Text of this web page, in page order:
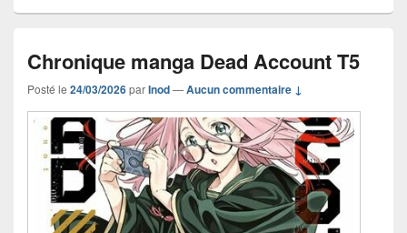
Chronique manga Dead Account T5
Posté le 24/03/2026parInod—Aucun commentaire ↓